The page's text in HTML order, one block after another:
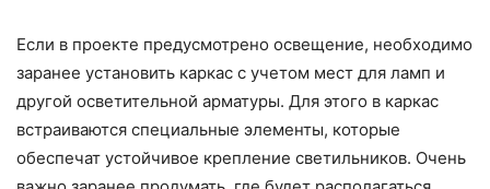
Если в проекте предусмотрено освещение, необходимо
заранее установить каркас с учетом мест для ламп и
другой осветительной арматуры. Для этого в каркас
встраиваются специальные элементы, которые
обеспечат устойчивое крепление светильников. Очень